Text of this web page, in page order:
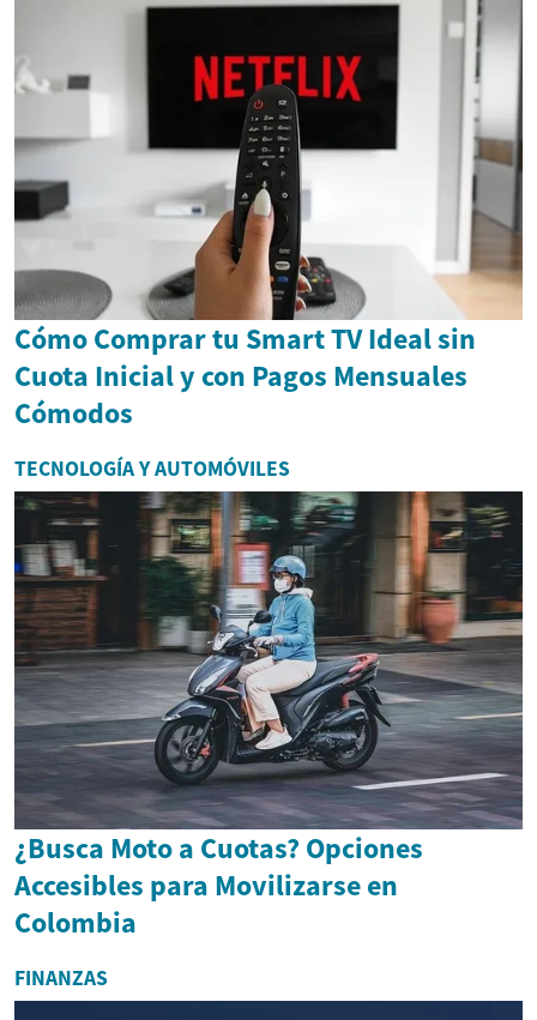
Cómo Comprar tu Smart TV Ideal sin
Cuota Inicial y con Pagos Mensuales
Cómodos
TECNOLOGÍA Y AUTOMÓVILES
¿Busca Moto a Cuotas? Opciones
Accesibles para Movilizarse en
Colombia
FINANZAS